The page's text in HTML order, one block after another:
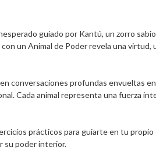
guiado por Kantú, un zorro
un Animal de Poder revela una virtud,
conversaciones profundas envueltas en
Cada animal representa una fuerza
prácticos para guiarte en tu propio
su poder interior.